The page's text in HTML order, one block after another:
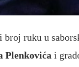
broj ruku u
Plenkovića i